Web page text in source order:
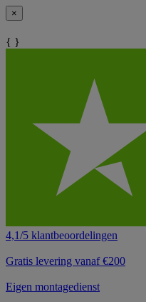
×
{ }
4,1/5 klantbeoordelingen
Gratis levering vanaf €200
Eigen montagedienst